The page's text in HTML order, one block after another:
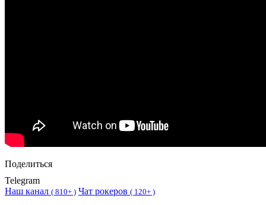
Поделиться
Telegram
Наш канал ( 810+ ) Чат рокеров ( 120+ )